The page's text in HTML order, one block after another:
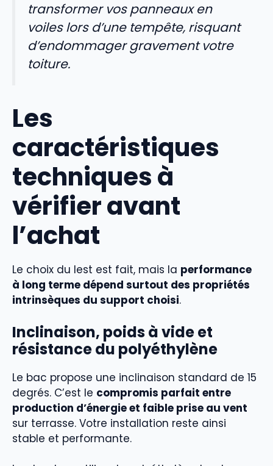
transformer vos panneaux en
voiles lors d’une tempête, risquant
d’endommager gravement votre
toiture.
Les
caractéristiques
techniques à
vérifier avant
l’achat
Le choix du lest est fait, mais la performance
à long terme dépend surtout des propriétés
intrinsèques du support choisi.
Inclinaison, poids à vide et
résistance du polyéthylène
Le bac propose une inclinaison standard de 15
degrés. C’est le compromis parfait entre
production d’énergie et faible prise au vent
sur terrasse. Votre installation reste ainsi
stable et performante.